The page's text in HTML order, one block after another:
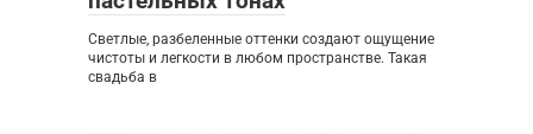
Светлые, разбеленные оттенки создают ощущение
чистоты и легкости в любом пространстве. Такая
свадьба в